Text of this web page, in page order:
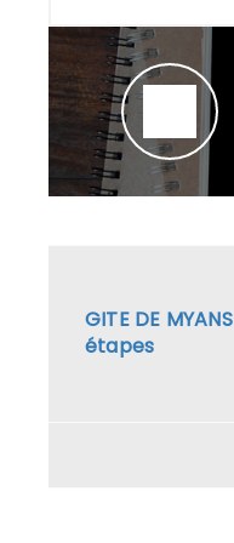
GITE DE MYANS
étapes